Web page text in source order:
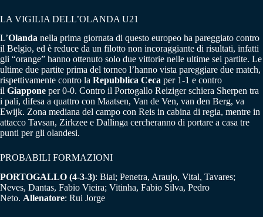
LA VIGILIA DELL’OLANDA U21
L’Olanda nella prima giornata di questo europeo ha pareggiato contro
il Belgio, ed è reduce da un filotto non incoraggiante di risultati, infatti
gli “orange” hanno ottenuto solo due vittorie nelle ultime sei partite. Le
ultime due partite prima del torneo l’hanno vista pareggiare due match,
rispettivamente contro la Repubblica Ceca per 1-1 e contro
il Giappone per 0-0. Contro il Portogallo Reiziger schiera Sherpen tra
i pali, difesa a quattro con Maatsen, Van de Ven, van den Berg, va
Ewijk. Zona mediana del campo con Reis in cabina di regia, mentre in
attacco Tavsan, Zirkzee e Dallinga cercheranno di portare a casa tre
punti per gli olandesi.
PROBABILI FORMAZIONI
PORTOGALLO (4-3-3): Biai; Penetra, Araujo, Vital, Tavares;
Neves, Dantas, Fabio Vieira; Vitinha, Fabio Silva, Pedro
Neto. Allenatore: Rui Jorge